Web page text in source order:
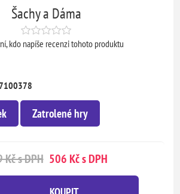
Šachy a Dáma
kdo napíše recenzi tohoto produktu
Zatrolené hry
s DPH 506 Kč s DPH